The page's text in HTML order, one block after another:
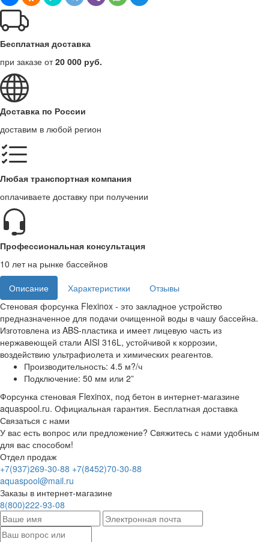
Бесплатная доставка
при заказе от20 000 руб.
Доставка по России
доставим в любой регион
Любая транспортная компания
оплачиваете доставку при получении
Профессиональная консультация
10 лет на рынке бассейнов
Описание
Характеристики
Отзывы
Стеновая форсунка Flexinox - это закладное устройство
предназначенное для подачи очищенной воды в чашу бассейна.
Изготовлена из ABS-пластика и имеет лицевую часть из
нержавеющей стали AISI 316L, устойчивой к коррозии,
воздействию ультрафиолета и химических реагентов.
Производительность: 4.5 м?/ч
Подключение: 50 мм или 2”
Форсунка стеновая Flexinox, под бетон в интернет-магазине
aquaspool.ru. Официальная гарантия. Бесплатная доставка
Связаться с нами
У вас есть вопрос или предложение? Свяжитесь с нами удобным
для вас способом!
Отдел продаж
+7(937)269-30-88 +7(8452)70-30-88
aquaspool@mail.ru
Заказы в интернет-магазине
8(800)222-93-08